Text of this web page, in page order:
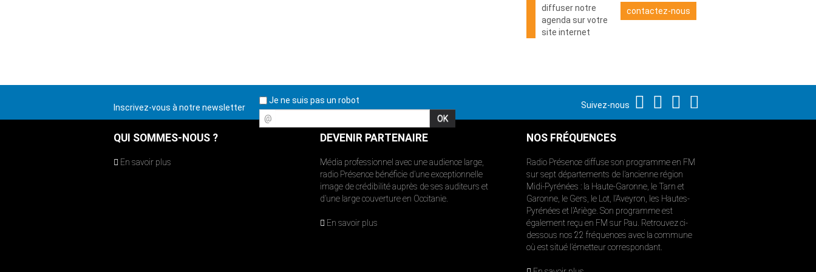
diffuser notre
agenda sur votre
site internet
contactez-nous
Inscrivez-vous à notre newsletter
Je ne suis pas un robot
@
Suivez-nous
QUI SOMMES-NOUS ?
En savoir plus
DEVENIR PARTENAIRE
Média professionnel avec une audience large,
radio Présence bénéficie d’une exceptionnelle
image de crédibilité auprès de ses auditeurs et
d’une large couverture en Occitanie.
En savoir plus
NOS FRÉQUENCES
Radio Présence diffuse son programme en FM
sur sept départements de l’ancienne région
Midi-Pyrénées : la Haute-Garonne, le Tarn et
Garonne, le Gers, le Lot, l’Aveyron, les Hautes-
Pyrénées et l’Ariège. Son programme est
également reçu en FM sur Pau. Retrouvez ci-
dessous nos 22 fréquences avec la commune
où est situé l’émetteur correspondant.